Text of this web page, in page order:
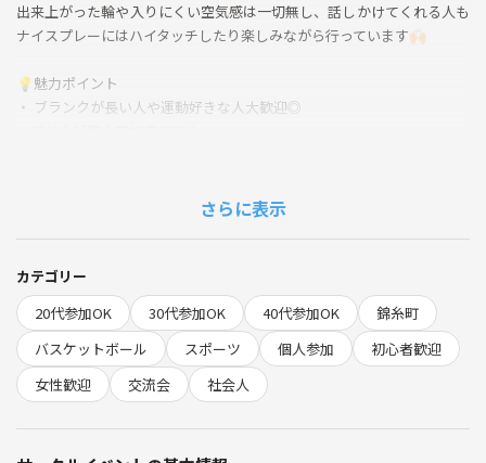
出来上がった輪や入りにくい空気感は一切無し、話しかけてくれる人も
ナイスプレーにはハイタッチしたり楽しみながら行っています🙌🏻
💡魅力ポイント
・ ブランクが長い人や運動好きな人大歓迎◎
★毎月初参加の方が増えて来ています！
⛹🏻‍♀️サークル内容
19:00 開場
19:15 ウォーミングアップ（レイアップ左右3本）
19:20～ 試合（6分流し、インターバル30秒）
さらに表示
カテゴリー
20代参加OK
30代参加OK 40代参加OK
錦糸町
バスケットボール
スポーツ 個人参加
初心者歓迎
女性歓迎
交流会 社会人